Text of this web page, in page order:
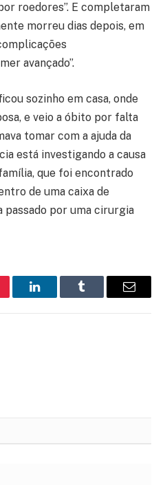
roedores”. E completaram
morreu dias depois, em
avançado”.
sozinho em casa, onde
e veio a óbito por falta
tomar com a ajuda da
está investigando a causa
que foi encontrado
de uma caixa de
passado por uma cirurgia
LinkedInTumblr Email